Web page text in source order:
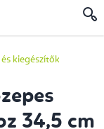
kiegészítők
34,5 cm